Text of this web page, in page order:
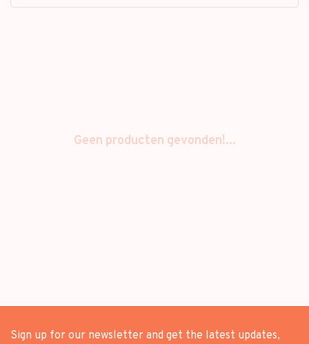
Geen producten gevonden!...
Sign up for our newsletter and get the latest updates,